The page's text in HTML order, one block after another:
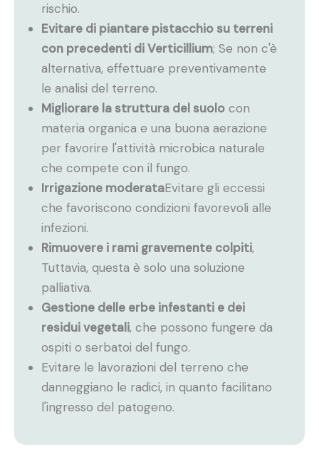
rischio.
Evitare di piantare pistacchio su terreni
con precedenti di Verticillium; Se non c'è
alternativa, effettuare preventivamente
le analisi del terreno.
Migliorare la struttura del suolo con
materia organica e una buona aerazione
per favorire l'attività microbica naturale
che compete con il fungo.
Irrigazione moderataEvitare gli eccessi
che favoriscono condizioni favorevoli alle
infezioni.
Rimuovere i rami gravemente colpiti,
Tuttavia, questa è solo una soluzione
palliativa.
Gestione delle erbe infestanti e dei
residui vegetali, che possono fungere da
ospiti o serbatoi del fungo.
Evitare le lavorazioni del terreno che
danneggiano le radici, in quanto facilitano
l'ingresso del patogeno.